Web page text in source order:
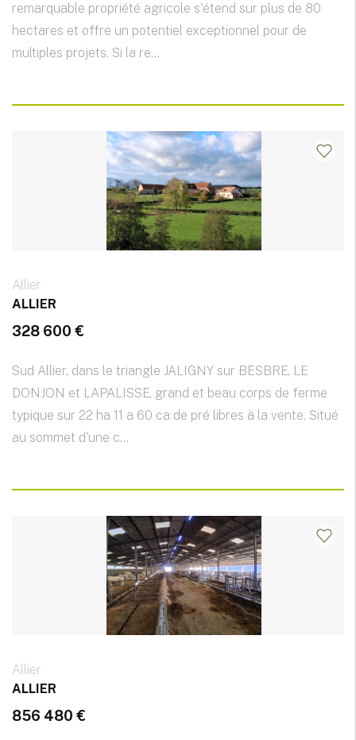
remarquable propriété agricole s'étend sur plus de 80
hectares et offre un potentiel exceptionnel pour de
multiples projets. Si la re...
Allier
ALLIER
328 600 €
Sud Allier, dans le triangle JALIGNY sur BESBRE, LE
DONJON et LAPALISSE, grand et beau corps de ferme
typique sur 22 ha 11 a 60 ca de pré libres à la vente. Situé
au sommet d'une c...
Allier
ALLIER
856 480 €